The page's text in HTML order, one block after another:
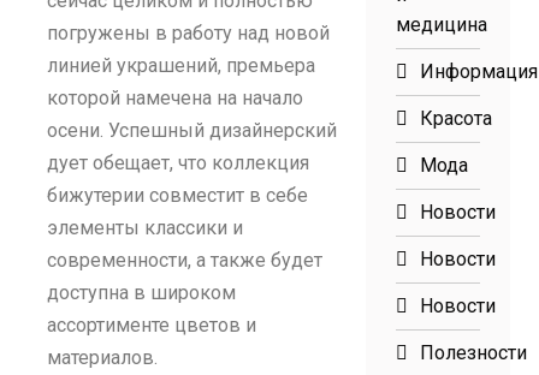
погружены в работу над новой
линией украшений, премьера
которой намечена на начало
осени. Успешный дизайнерский
дует обещает, что коллекция
бижутерии совместит в себе
элементы классики и
современности, а также будет
доступна в широком
ассортименте цветов и
материалов.
медицина
Информация
Красота
Мода
Новости
Новости
Новости
Полезности